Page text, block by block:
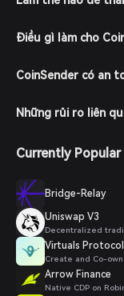
Điều gì làm cho
CoinSender có an
Những rủi ro liên
Currently Popular
Bridge-Relay
Uniswap V3
Decentralized
Virtuals Protocol
Create and Co-own
Arrow Finance
Native CDP on